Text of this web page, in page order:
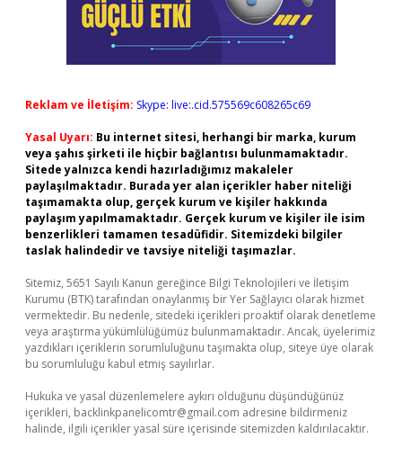
Reklam ve İletişim: Skype: live:.cid.575569c608265c69
Yasal Uyarı: Bu internet sitesi, herhangi bir marka, kurum
veya şahıs şirketi ile hiçbir bağlantısı bulunmamaktadır.
Sitede yalnızca kendi hazırladığımız makaleler
paylaşılmaktadır. Burada yer alan içerikler haber niteliği
taşımamakta olup, gerçek kurum ve kişiler hakkında
paylaşım yapılmamaktadır. Gerçek kurum ve kişiler ile isim
benzerlikleri tamamen tesadüfidir. Sitemizdeki bilgiler
taslak halindedir ve tavsiye niteliği taşımazlar.
Sitemiz, 5651 Sayılı Kanun gereğince Bilgi Teknolojileri ve İletişim
Kurumu (BTK) tarafından onaylanmış bir Yer Sağlayıcı olarak hizmet
vermektedir. Bu nedenle, sitedeki içerikleri proaktif olarak denetleme
veya araştırma yükümlülüğümüz bulunmamaktadır. Ancak, üyelerimiz
yazdıkları içeriklerin sorumluluğunu taşımakta olup, siteye üye olarak
bu sorumluluğu kabul etmiş sayılırlar.
Hukuka ve yasal düzenlemelere aykırı olduğunu düşündüğünüz
içerikleri, backlinkpanelicomtr@gmail.com adresine bildirmeniz
halinde, ilgili içerikler yasal süre içerisinde sitemizden kaldırılacaktır.